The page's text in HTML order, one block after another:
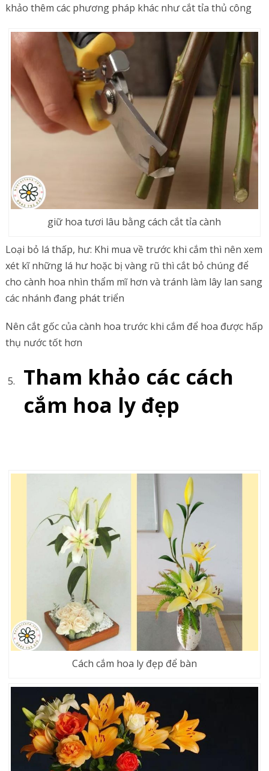
khảo thêm các phương pháp khác như cắt tỉa thủ công
giữ hoa tươi lâu bằng cách cắt tỉa cành
Loại bỏ lá thấp, hư: Khi mua về trước khi cắm thì nên xem
xét kĩ những lá hư hoặc bị vàng rũ thì cắt bỏ chúng để
cho cành hoa nhìn thẩm mĩ hơn và tránh làm lây lan sang
các nhánh đang phát triển
Nên cắt gốc của cành hoa trước khi cắm để hoa được hấp
thụ nước tốt hơn
Tham khảo các cách
cắm hoa ly đẹp
Cách cắm hoa ly đẹp để bàn